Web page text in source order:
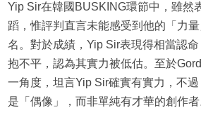
Yip Sir在韓國BUSKING環節中，雖然
蹈，惟評判直言未能感受到他的「力
名。對於成績，Yip Sir表現得相當認
抱不平，認為其實力被低估。至於
一角度，坦言Yip Sir確實有實力，不
是「偶像」，而非單純有才華的創作者